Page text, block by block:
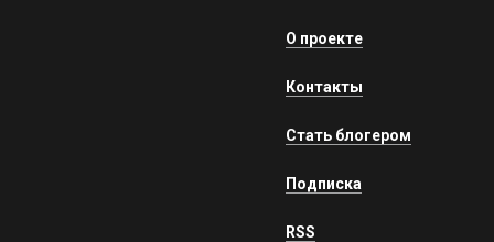
О проекте
Контакты
Стать блогером
Подписка
RSS